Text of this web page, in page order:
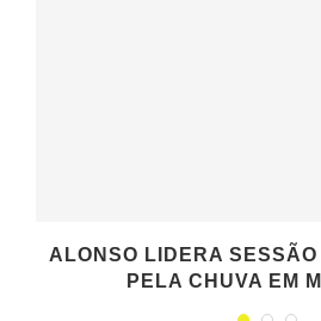
ALONSO LIDERA
PELA CHUVA EM